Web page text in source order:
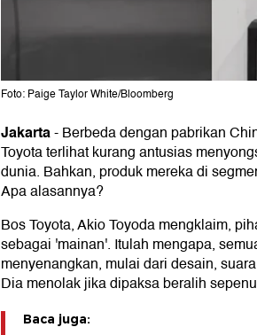
Foto: Paige Taylor White/Bloomberg
Jakarta-Berbeda dengan pabrikan
Toyota terlihat kurang antusias
dunia. Bahkan, produk mereka di
Apa alasannya?
Bos Toyota, Akio Toyoda mengklaim,
sebagai 'mainan'. Itulah mengapa,
menyenangkan, mulai dari desain,
Dia menolak jika dipaksa beralih
Baca juga: